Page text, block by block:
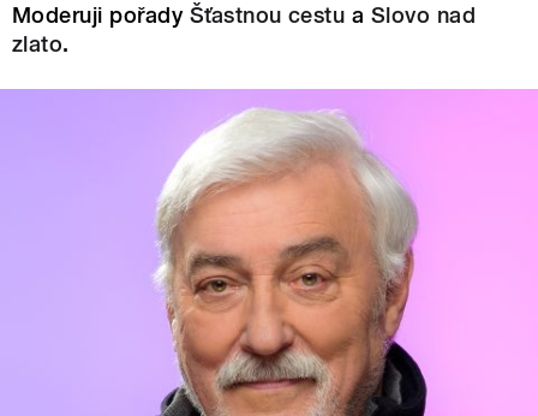
Moderuji pořady Šťastnou cestu a Slovo nad
zlato.